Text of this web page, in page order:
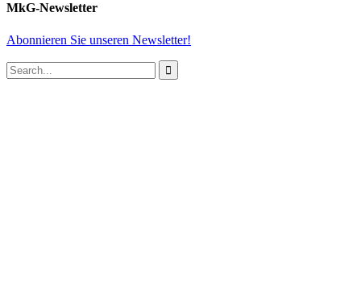
MkG-Newsletter
Abonnieren Sie unseren Newsletter!
